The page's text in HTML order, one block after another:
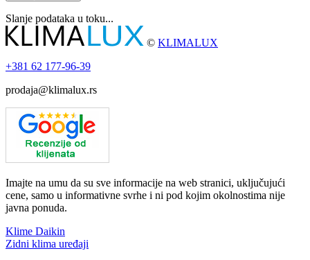
Slanje podataka u toku...
© KLIMALUX
+381 62 177-96-39
prodaja@klimalux.rs
Imajte na umu da su sve informacije na web stranici, uključujući
cene, samo u informativne svrhe i ni pod kojim okolnostima nije
javna ponuda.
Klime Daikin
Zidni klima uređaji